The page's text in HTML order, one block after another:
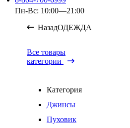
Пн-Вс: 10:00—21:00
НазадОДЕЖДА
Все товары
категории
Категория
Джинсы
Пуховик